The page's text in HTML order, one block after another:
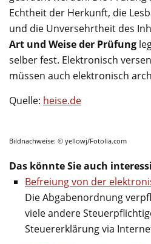
Echtheit der Herkunft, die
und die Unversehrtheit des
Art und Weise der Prüfung
selber fest. Elektronisch
müssen auch elektronisch
Quelle: heise.de
Bildnachweise: © yellowj/Fotolia.com
Das könnte Sie auch
Befreiung von der
Die Abgabenordnung
viele andere
Steuererklärung via